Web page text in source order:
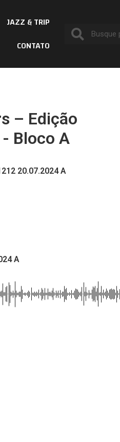
JAZZ & TRIP
CONTATO
– Edição
Bloco A
20.07.2024 A
A